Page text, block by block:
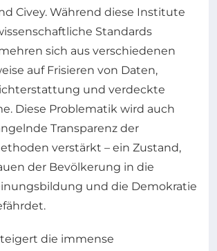
Civey. Während diese Institute
Standards
sich aus verschiedenen
auf Frisieren von Daten,
und verdeckte
Diese Problematik wird auch
Transparenz der
verstärkt – ein Zustand,
der Bevölkerung in die
und die Demokratie
die immense